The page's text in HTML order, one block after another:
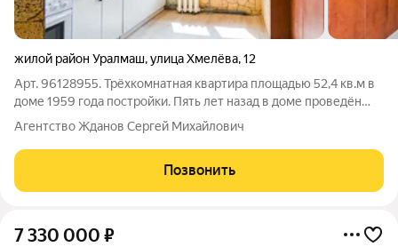
жилой район Уралмаш,улица Хмелёва,12
Арт. 96128955. Трёхкомнатная квартира площадью 52,4 кв.м в
доме 1959 года постройки. Пять лет назад в доме проведён
капитальный ремонт: обновлены фасад, крыша, инженерные
коммуникации и электропроводка. В квартире сделан
косметический ремонт.
Агентство Жданов Сергей Михайлович
Позвонить
7 330 000 ₽